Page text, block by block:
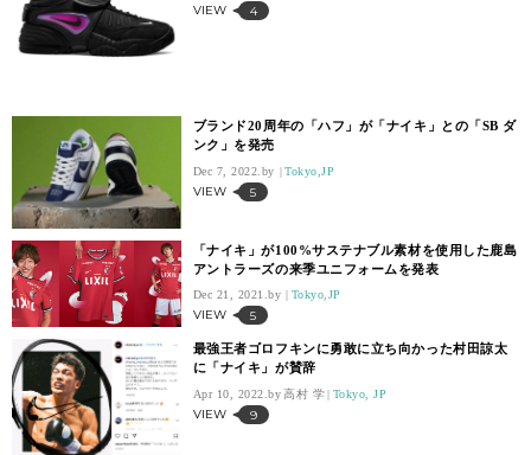
VIEW 4
ブランド20周年の「ハフ」が「ナイキ」との「SB ダ
ンク」を発売
Dec 7, 2022. Tokyo,JP
VIEW 5
「ナイキ」が100%サステナブル素材を使用した鹿島
アントラーズの来季ユニフォームを発表
Dec 21, 2021. Tokyo,JP
VIEW 5
最強王者ゴロフキンに勇敢に立ち向かった村田諒太
に「ナイキ」が賛辞
Apr 10, 2022. 高村 学 Tokyo, JP
VIEW 9